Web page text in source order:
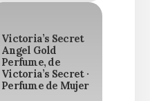
Victoria’s Secret
Angel Gold
Perfume, de
Victoria’s Secret ·
Perfume de Mujer